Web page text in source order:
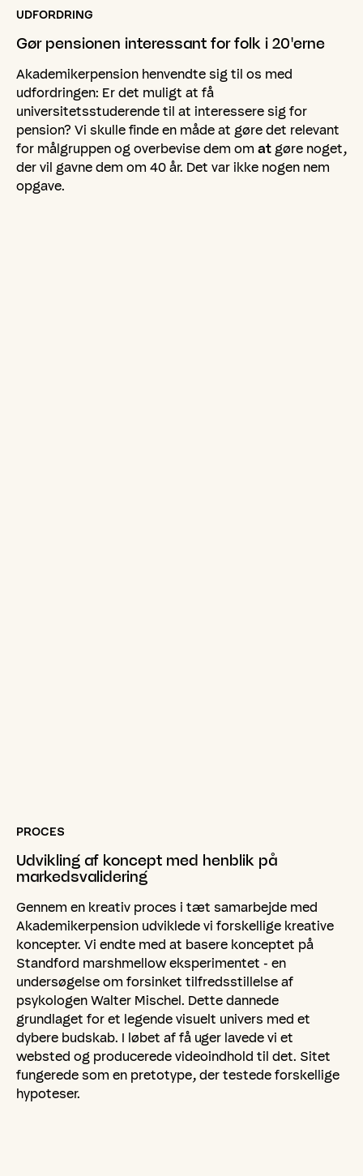
UDFORDRING
Gør pensionen interessant for folk i 20'erne
Akademikerpension henvendte sig til os med
udfordringen: Er det muligt at få
universitetsstuderende til at interessere sig for
pension? Vi skulle finde en måde at gøre det relevant
for målgruppen og overbevise dem om at gøre noget,
der vil gavne dem om 40 år. Det var ikke nogen nem
opgave.
PROCES
Udvikling af koncept med henblik på
markedsvalidering
Gennem en kreativ proces i tæt samarbejde med
Akademikerpension udviklede vi forskellige kreative
koncepter. Vi endte med at basere konceptet på
Standford marshmellow eksperimentet - en
undersøgelse om forsinket tilfredsstillelse af
psykologen Walter Mischel. Dette dannede
grundlaget for et legende visuelt univers med et
dybere budskab. I løbet af få uger lavede vi et
websted og producerede videoindhold til det. Sitet
fungerede som en pretotype, der testede forskellige
hypoteser.